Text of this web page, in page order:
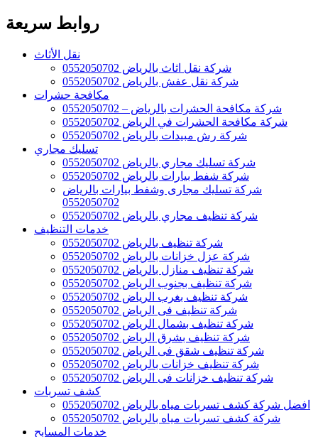
روابط سريعة
نقل الأثاث
شركة نقل اثاث بالرياض 0552050702
شركة نقل عفش بالرياض 0552050702
مكافحة حشرات
شركة مكافحة الحشرات بالرياض – 0552050702
شركة مكافحة الحشرات في الرياض 0552050702
شركة رش مبيدات بالرياض 0552050702
تسليك مجاري
شركة تسليك مجاري بالرياض 0552050702
شركة شفط بيارات بالرياض 0552050702
شركة تسليك مجارى وشفط بيارات بالرياض
0552050702
شركة تنظيف مجاري بالرياض 0552050702
خدمات التنظيف
شركة تنظيف بالرياض 0552050702
شركة عزل خزانات بالرياض 0552050702
شركة تنظيف منازل بالرياض 0552050702
شركة تنظيف بجنوب الرياض 0552050702
شركة تنظيف بغرب الرياض 0552050702
شركة تنظيف فى الرياض 0552050702
شركة تنظيف بشمال الرياض 0552050702
شركة تنظيف بشرق الرياض 0552050702
شركة تنظيف شقق فى الرياض 0552050702
شركة تنظيف خزانات بالرياض 0552050702
شركة تنظيف خزانات فى الرياض 0552050702
كشف تسربات
افضل شركة كشف تسربات مياه بالرياض 0552050702
شركة كشف تسربات مياه بالرياض 0552050702
خدمات المسابح